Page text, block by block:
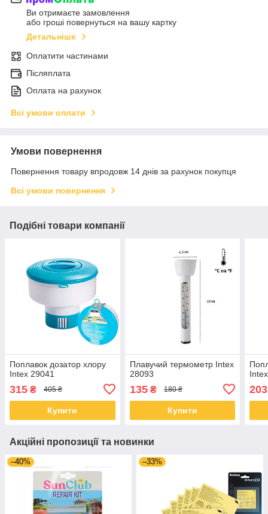
Ви отримаєте замовлення
або гроші повернуться на вашу картку
Детальніше
Оплатити частинами
Післяплата
Оплата на рахунок
Всі умови оплати
Умови повернення
Повернення товару впродовж 14 днів за рахунок покупця
Всі умови повернення
Подібні товари компанії
Поплавок дозатор хлору
Intex 29041
315 ₴ 405 ₴
Купити
Плавучий термометр Intex
28093
135₴ 180 ₴
Купити
203
Акційні пропозиції та новинки
–40% –33%